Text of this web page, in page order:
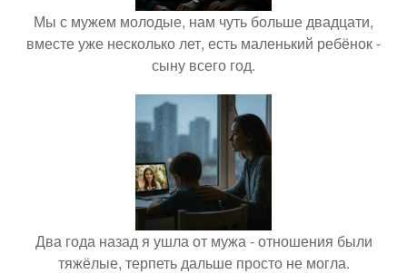
Мы с мужем молодые, нам чуть больше двадцати,
вместе уже несколько лет, есть маленький ребёнок -
сыну всего год.
Два года назад я ушла от мужа - отношения были
тяжёлые, терпеть дальше просто не могла.